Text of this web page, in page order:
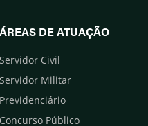
ÁREAS DE ATUAÇÃO
Servidor Civil
Servidor Militar
Previdenciário
Concurso Público